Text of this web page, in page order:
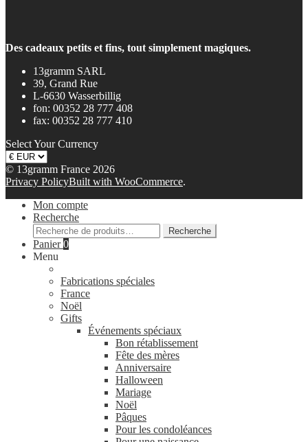
Des cadeaux petits et fins, tout simplement magiques.
13gramm SARL
39, Grand Rue
L-6630 Wasserbillig
fon: 00352 28 777 408
fax: 00352 28 777 410
Select Your Currency
© 13gramm France 2026
Privacy PolicyBuilt with WooCommerce.
Mon compte
Recherche
Recherche
pour :
Recherche
Panier0
Menu
Fabrications spéciales
France
Noël
Gifts
Événements spéciaux
Bon rétablissement
Fête des mères
Anniversaire
Halloween
Mariage
Noël
Pâques
Pour les condoléances